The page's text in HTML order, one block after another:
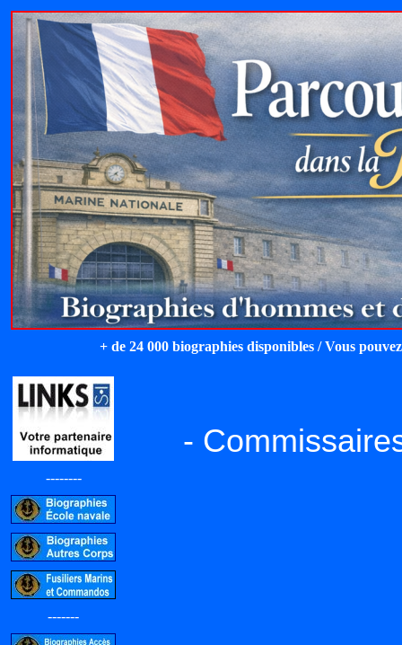
+ de 24 000 biographies disponibles / Vous
--------
-------
-